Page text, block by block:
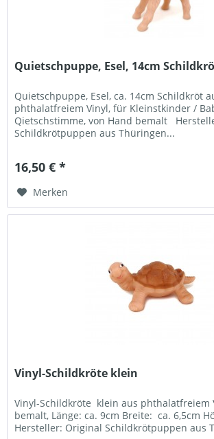
Quietschpuppe, Esel, 14cm
Quietschpuppe, Esel, ca. 14cm Schildkröt
phthalatfreiem Vinyl, für Kleinstkinder /
Qietschstimme, von Hand bemalt
Schildkrötpuppen aus Thüringen...
16,50 € *
Merken
Vinyl-Schildkröte klein
Vinyl-Schildkröte klein aus phthalatfreiem
bemalt, Länge: ca. 9cm Breite: ca. 6,5cm
Hersteller: Original Schildkrötpuppen aus